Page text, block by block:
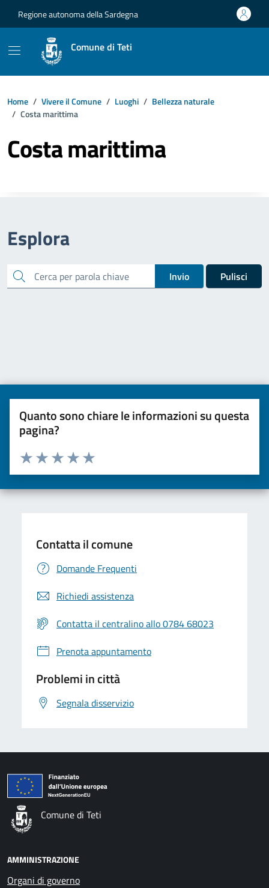
Regione autonoma della Sardegna
Comune di Teti
Home Vivere il Comune Luoghi
Bellezza naturale
Costa marittima
Costa marittima
Esplora
cerca Invio Pulisci
Quanto sono chiare le informazioni su questa
pagina?
Valuta da 1 a 5 stelle la pagina
Valuta 5 stelle su 5
Valuta 4 stelle su 5
Valuta 3 stelle su 5
Valuta 2 stelle su 5
Valuta una stella su 5
Contatta il comune
Domande Frequenti
Richiedi assistenza
Contatta il centralino allo 0784 68023
Prenota appuntamento
Problemi in città
Segnala disservizio
Comune di Teti
AMMINISTRAZIONE
Organi di governo